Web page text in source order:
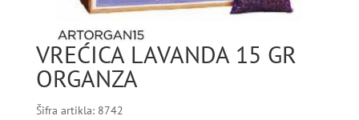
VREĆICA LAVANDA 15 GR
ORGANZA
Šifra artikla: 8742